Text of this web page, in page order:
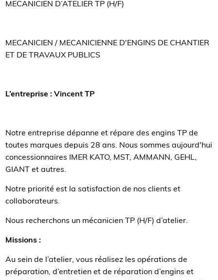
MECANICIEN D’ATELIER TP (H/F)
MECANICIEN / MECANICIENNE D'ENGINS DE CHANTIER
ET DE TRAVAUX PUBLICS
L’entreprise : Vincent TP
Notre entreprise dépanne et répare des engins TP de
toutes marques depuis 28 ans. Nous sommes aujourd'hui
concessionnaires IMER KATO, MST, AMMANN, GEHL,
GIANT et autres.
Notre priorité est la satisfaction de nos clients et
collaborateurs.
Nous recherchons un mécanicien TP (H/F) d’atelier.
Missions :
Au sein de l’atelier, vous réalisez les opérations de
préparation, d’entretien et de réparation d’engins et